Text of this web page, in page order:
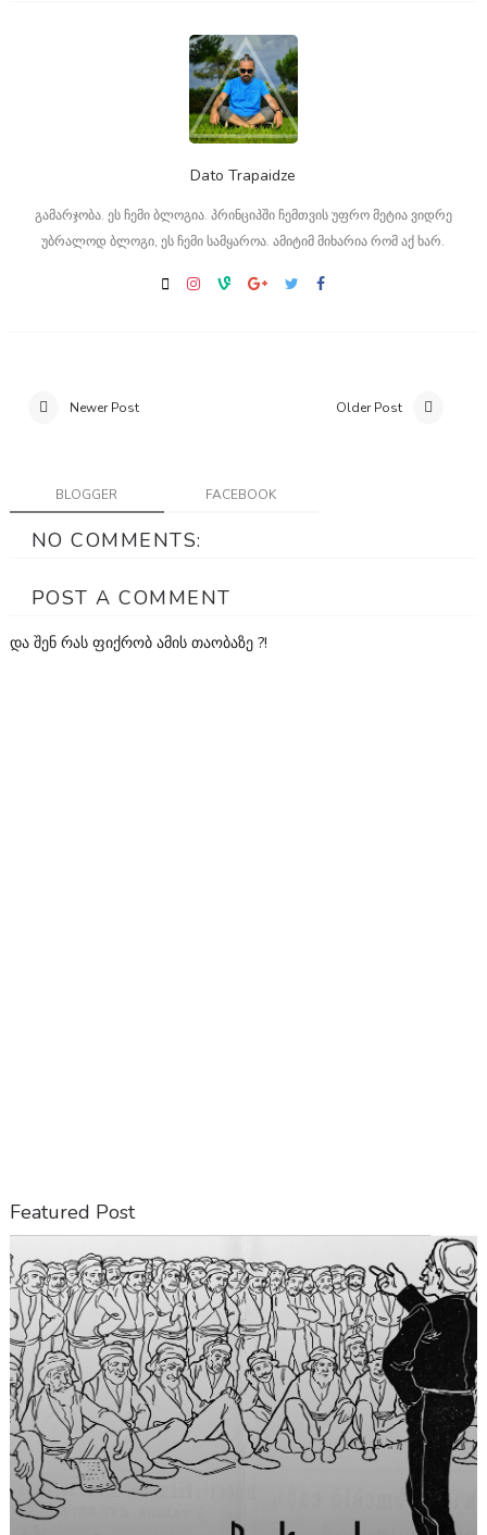
Dato Trapaidze
გამარჯობა. ეს ჩემი ბლოგია. პრინციპში ჩემთვის უფრო მეტია ვიდრე
უბრალოდ ბლოგი, ეს ჩემი სამყაროა. ამიტიმ მიხარია რომ აქ ხარ.
Newer Post Older Post
BLOGGER FACEBOOK
NO COMMENTS:
POST A COMMENT
და შენ რას ფიქრობ ამის თაობაზე ?!
Featured Post